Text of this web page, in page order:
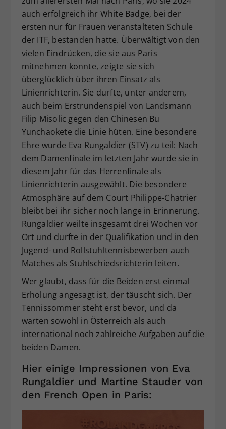
auch erfolgreich ihr White Badge, bei der
ersten nur für Frauen veranstalteten Schule
der ITF, bestanden hatte. Überwältigt von den
vielen Eindrücken, die sie aus Paris
mitnehmen konnte, zeigte sie sich
überglücklich über ihren Einsatz als
Linienrichterin. Sie durfte, unter anderem,
auch beim Erstrundenspiel von Landsmann
Filip Misolic gegen den Chinesen Bu
Yunchaokete die Linie hüten. Eine besondere
Ehre wurde Eva Rungaldier (STV) zu teil: Nach
dem Damenfinale im letzten Jahr wurde sie in
diesem Jahr für das Herrenfinale als
Linienrichterin ausgewählt. Die besondere
Atmosphäre auf dem Court Philippe-Chatrier
bleibt bei ihr sicher noch lange in Erinnerung.
Rungaldier weilte insgesamt drei Wochen vor
Ort und durfte in der Qualifikation und in den
Jugend- und Rollstuhltennisbewerben auch
Matches als Stuhlschiedsrichterin leiten.
Wer glaubt, dass für die Beiden erst einmal
Erholung angesagt ist, der täuscht sich. Der
Tennissommer steht erst bevor, und da
warten sowohl in Österreich als auch
international noch zahlreiche Aufgaben auf die
beiden Damen.
Hier einige Impressionen von Eva
Rungaldier und Martine Stauder von
den French Open in Paris: